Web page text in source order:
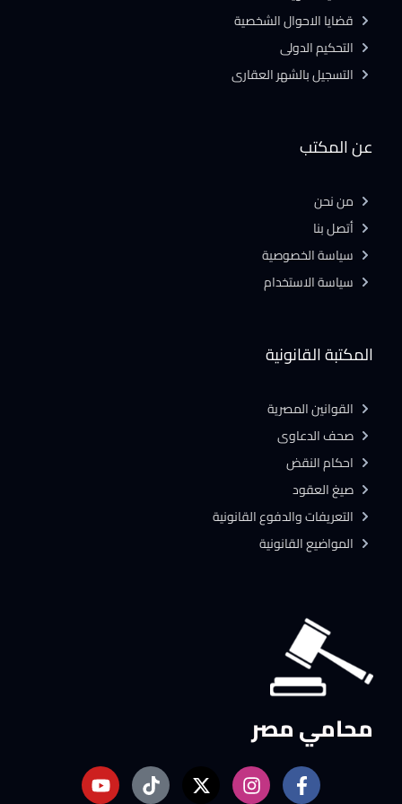
محامي مصر
المكتبة القانونية
القوانين المصرية
صحف الدعاوى
احكام النقض
صيغ العقود
التعريفات والدفوع القانونية
المواضيع القانونية
عن المكتب
من نحن
أتصل بنا
سياسة الخصوصية
سياسة الاستخدام
قضايا الاحوال الشخصية
التحكيم الدولى
التسجيل بالشهر العقارى